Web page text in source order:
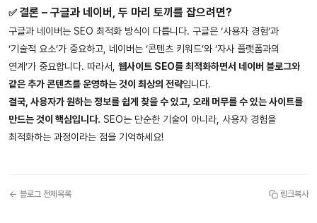
✅ 결론 – 구글과 네이버, 두 마리 토끼를 잡으려면?
구글과 네이버는 SEO 최적화 방식이 다릅니다. 구글은 ‘사용자 경험’과
‘기술적 요소’가 중요하고, 네이버는 ‘콘텐츠 키워드’와 ‘자사 플랫폼과의
연계’가 중요합니다. 따라서, 웹사이트 SEO를 최적화하면서 네이버 블로그와
같은 추가 콘텐츠를 운영하는 것이 최상의 전략입니다.
결국, 사용자가 원하는 정보를 쉽게 찾을 수 있고, 오래 머무를 수 있는 사이트를
만드는 것이 핵심입니다. SEO는 단순한 기술이 아니라, 사용자 경험을
최적화하는 과정이라는 점을 기억하세요!
블로그 전체목록 링크복사